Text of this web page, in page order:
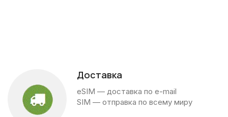
Доставка
eSIM — доставка по e-mail
SIM — отправка по всему миру